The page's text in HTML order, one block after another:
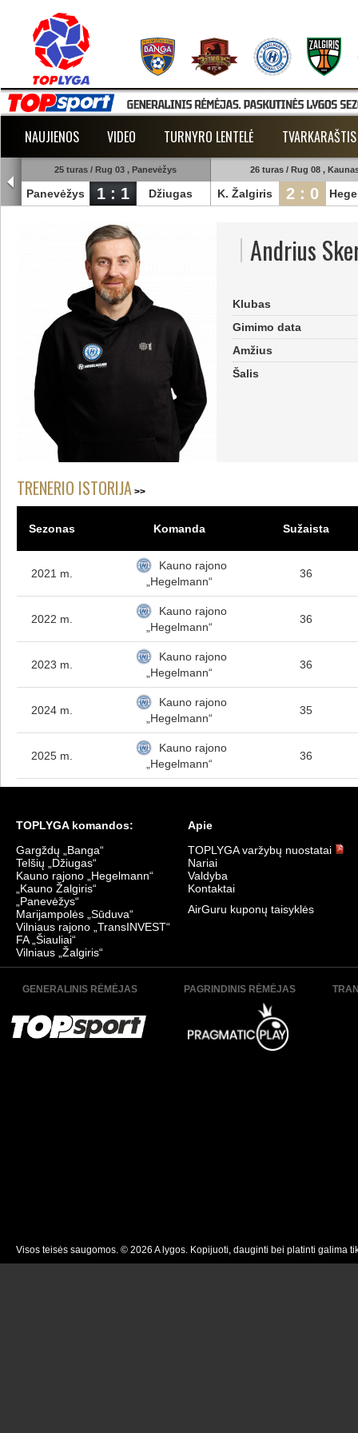
NAUJIENOS VIDEO TURNYRO LENTELĖ TVARKARAŠTIS
25 turas / Rug 03 , Panevėžys
Panevėžys 1 : 1 Džiugas
26 turas / Rug 08 ,
K. Žalgiris 2 : 0
Andrius
Klubas
Gimimo data
Amžius
Šalis
TRENERIO ISTORIJA
Sezonas Komanda Sužaista
2021 m.
Kauno rajono
„Hegelmann“
36
2022 m.
Kauno rajono
„Hegelmann“
36
2023 m.
Kauno rajono
„Hegelmann“
36
2024 m.
Kauno rajono
„Hegelmann“
35
2025 m.
Kauno rajono
„Hegelmann“
36
TOPLYGA komandos:
Gargždų „Banga“
Telšių „Džiugas“
Kauno rajono „Hegelmann“
„Kauno Žalgiris“
„Panevėžys“
Marijampolės „Sūduva“
Vilniaus rajono „TransINVEST“
FA „Šiauliai“
Vilniaus „Žalgiris“
Apie
TOPLYGA varžybų nuostatai
Nariai
Valdyba
Kontaktai
AirGuru kuponų taisyklės
GENERALINIS RĖMĖJAS PAGRINDINIS RĖMĖJAS
Visos teisės saugomos. © 2026 A lygos. Kopijuoti, dauginti bei platinti galima